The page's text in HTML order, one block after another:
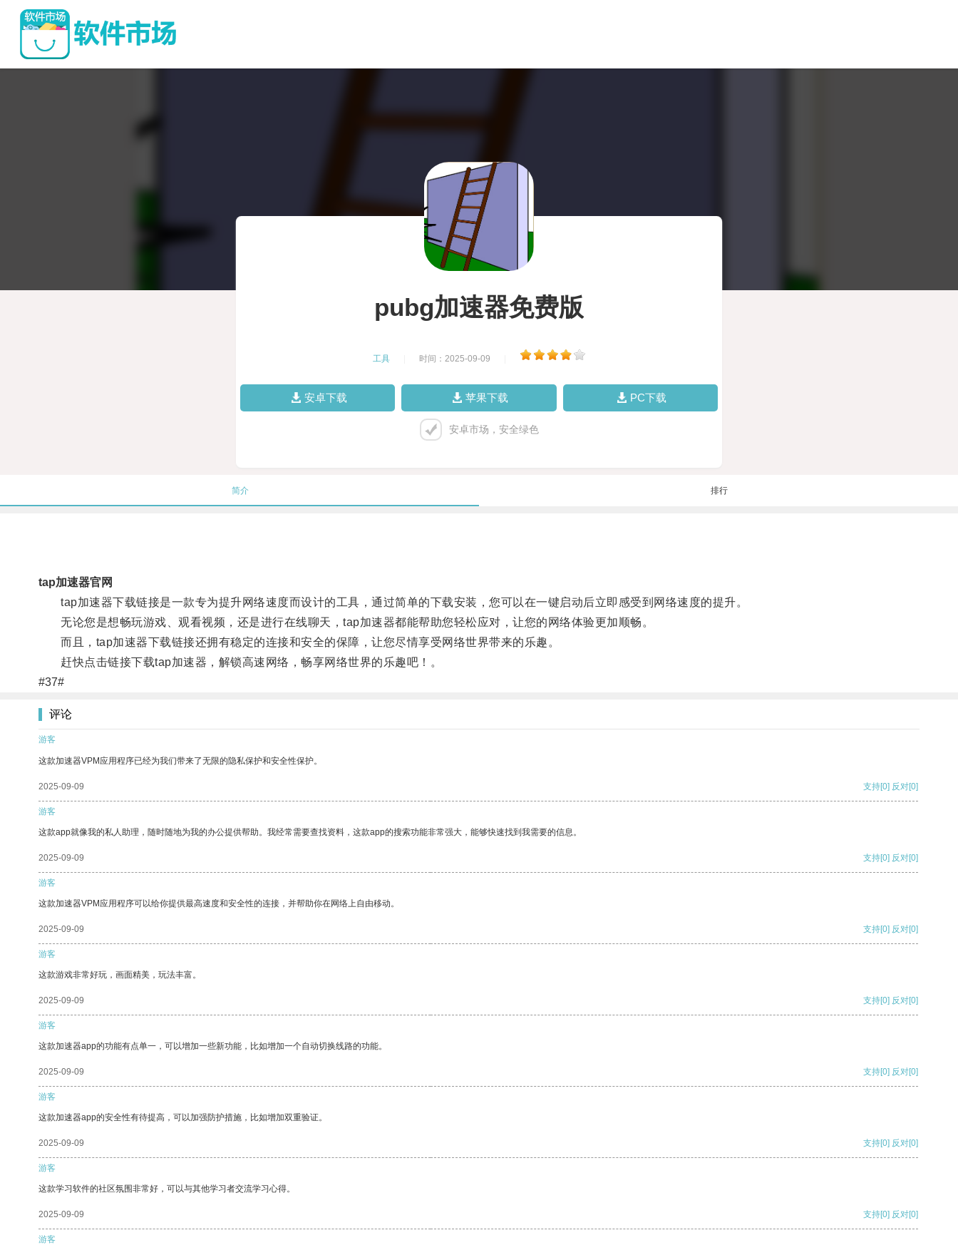
pubg加速器免费版
工具 时间：2025-09-09
安卓下载 苹果下载 PC下载
安卓市场，安全绿色
简介 排行
tap加速器官网
tap加速器下载链接是一款专为提升网络速度而设计的工具，通过简单的下载安装，您可以在一键启动后立即感受到网络速度的提升。
无论您是想畅玩游戏、观看视频，还是进行在线聊天，tap加速器都能帮助您轻松应对，让您的网络体验更加顺畅。
而且，tap加速器下载链接还拥有稳定的连接和安全的保障，让您尽情享受网络世界带来的乐趣。
赶快点击链接下载tap加速器，解锁高速网络，畅享网络世界的乐趣吧！。
#37#
评论
游客
这款加速器VPM应用程序已经为我们带来了无限的隐私保护和安全性保护。
2025-09-09 支持[0] 反对[0]
游客
这款app就像我的私人助理，随时随地为我的办公提供帮助。我经常需要查找资料，这款app的搜索功能非常强大，能够快速找到我需要的信息。
2025-09-09 支持[0] 反对[0]
游客
这款加速器VPM应用程序可以给你提供最高速度和安全性的连接，并帮助你在网络上自由移动。
2025-09-09 支持[0] 反对[0]
游客
这款游戏非常好玩，画面精美，玩法丰富。
2025-09-09 支持[0] 反对[0]
游客
这款加速器app的功能有点单一，可以增加一些新功能，比如增加一个自动切换线路的功能。
2025-09-09 支持[0] 反对[0]
游客
这款加速器app的安全性有待提高，可以加强防护措施，比如增加双重验证。
2025-09-09 支持[0] 反对[0]
游客
这款学习软件的社区氛围非常好，可以与其他学习者交流学习心得。
2025-09-09 支持[0] 反对[0]
游客